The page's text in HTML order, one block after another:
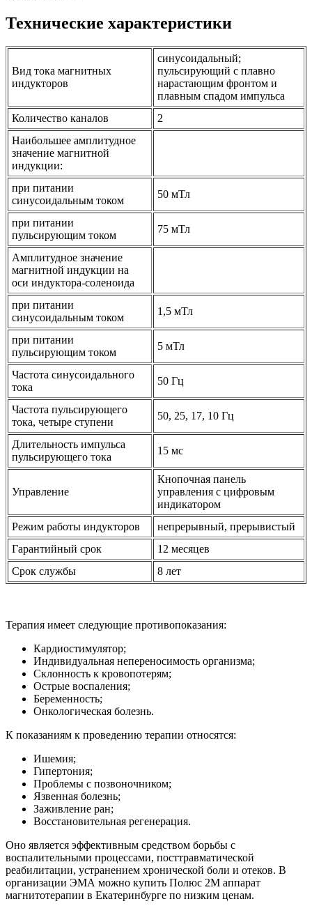
Технические характеристики
Вид тока магнитных
индукторов
синусоидальный;
пульсирующий с плавно
нарастающим фронтом и
плавным спадом импульса
Количество каналов
2
Наибольшее амплитудное
значение магнитной
индукции:
при питании
синусоидальным током
50 мТл
при питании
пульсирующим током
75 мТл
Амплитудное значение
магнитной индукции на
оси индуктора-соленоида
при питании
синусоидальным током
1,5 мТл
при питании
пульсирующим током
5 мТл
Частота синусоидального
тока
50 Гц
Частота пульсирующего
тока, четыре ступени
50, 25, 17, 10 Гц
Длительность импульса
пульсирующего тока
15 мс
Управление
Кнопочная панель
управления с цифровым
индикатором
Режим работы индукторов
непрерывный, прерывистый
Гарантийный срок
12 месяцев
Срок службы
8 лет
Терапия имеет следующие противопоказания:
Кардиостимулятор;
Индивидуальная непереносимость организма;
Склонность к кровопотерям;
Острые воспаления;
Беременность;
Онкологическая болезнь.
К показаниям к проведению терапии относятся:
Ишемия;
Гипертония;
Проблемы с позвоночником;
Язвенная болезнь;
Заживление ран;
Восстановительная регенерация.
Оно является эффективным средством борьбы с
воспалительными процессами, посттравматической
реабилитации, устранением хронической боли и отеков. В
организации ЭМА можно купить Полюс 2М аппарат
магнитотерапии в Екатеринбурге по низким ценам.